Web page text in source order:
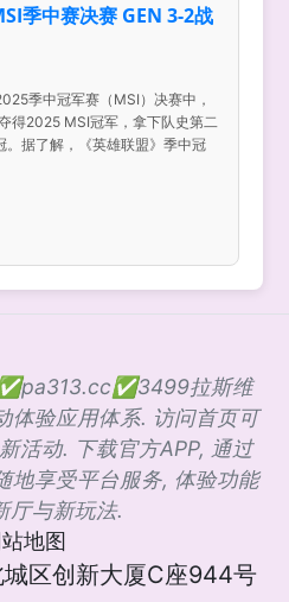
季中赛决赛 GEN 3-2战
季中冠军赛（MSI）决赛中，
得2025 MSI冠军，拿下队史第二
。据了解，《英雄联盟》季中冠
拉斯维
体验应用体系. 访问首页可
活动. 下载官方APP, 通过
地享受平台服务, 体验功能
厅与新玩法.
地图
区创新大厦C座944号